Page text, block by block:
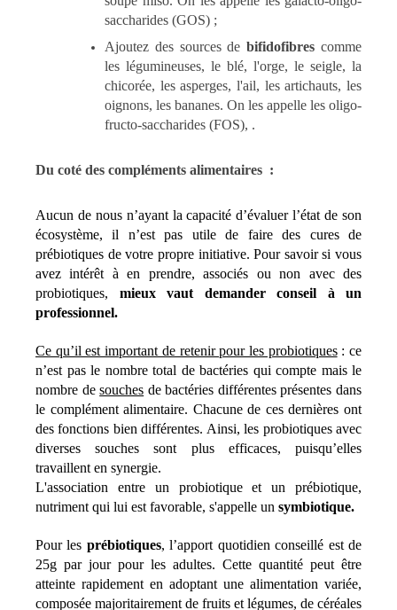
saccharides (GOS) ;
Ajoutez des sources debifidofibres comme
les légumineuses, le blé, l'orge, le seigle, la
chicorée, les asperges, l'ail, les artichauts, les
oignons, les bananes. On les appelle les oligo-
fructo-saccharides (FOS), .
Du coté des compléments alimentaires :
Aucun de nous n’ayant la capacité d’évaluer l’état de son
écosystème, il n’est pas utile de faire des cures de
prébiotiques de votre propre initiative. Pour savoir si vous
avez intérêt à en prendre, associés ou non avec des
probiotiques, mieux vaut demander conseil à un
professionnel.
Ce qu’il est important de retenir pour les probiotiques: ce
n’est pas le nombre total de bactéries qui compte mais le
nombre desouches de bactéries différentes présentes dans
le complément alimentaire. Chacune de ces dernières ont
des fonctions bien différentes. Ainsi, les probiotiques avec
diverses souches sont plus efficaces, puisqu’elles
travaillent en synergie.
L'association entre un probiotique et un prébiotique,
nutriment qui lui est favorable, s'appelle un symbiotique.
Pour les prébiotiques, l’apport quotidien conseillé est de
25g par jour pour les adultes. Cette quantité peut être
atteinte rapidement en adoptant une alimentation variée,
composée majoritairement de fruits et légumes, de céréales